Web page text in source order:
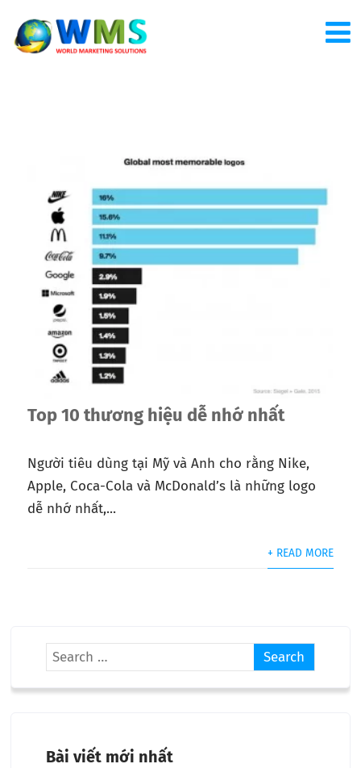
Top 10 thương hiệu dễ nhớ nhất
Người tiêu dùng tại Mỹ và Anh cho rằng Nike,
Apple, Coca-Cola và McDonald’s là những logo
dễ nhớ nhất,...
+ READ MORE
Bài viết mới nhất